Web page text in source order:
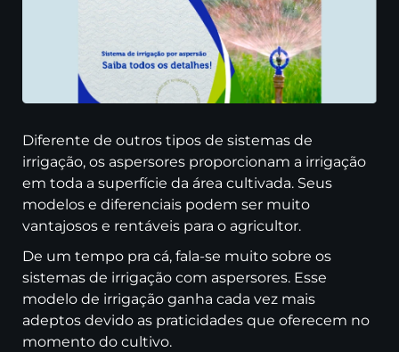
Diferente de outros tipos de sistemas de
irrigação, os aspersores proporcionam a irrigação
em toda a superfície da área cultivada. Seus
modelos e diferenciais podem ser muito
vantajosos e rentáveis para o agricultor.
De um tempo pra cá, fala-se muito sobre os
sistemas de irrigação com aspersores. Esse
modelo de irrigação ganha cada vez mais
adeptos devido as praticidades que oferecem no
momento do cultivo.